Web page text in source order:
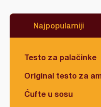
Najpopularniji
Testo za palačinke
Original testo za
Ćufte u sosu